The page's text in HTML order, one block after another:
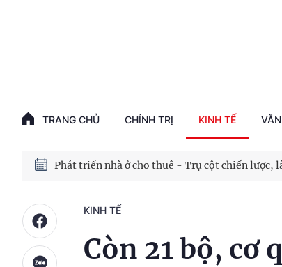
TRANG CHỦ CHÍNH TRỊ KINH TẾ
Phát triển kinh tế nhà nước trong kỷ nguyên
Phát triển nhà ở cho thuê - Trụ cột chiến lược,
KINH TẾ
Còn 21 bộ, cơ